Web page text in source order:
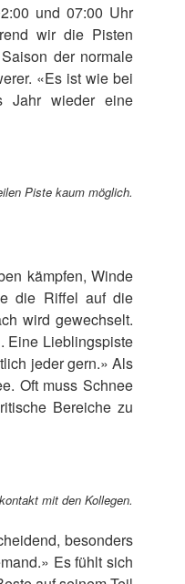
und 07:00 Uhr
wir die Pisten
der normale
«Es ist wie bei
Jahr wieder eine
Piste kaum möglich.
kämpfen, Winde
die Riffel auf die
wird gewechselt.
Eine Lieblingspiste
jeder gern.» Als
Oft muss Schnee
Bereiche zu
mit den Kollegen.
besonders
Es fühlt sich